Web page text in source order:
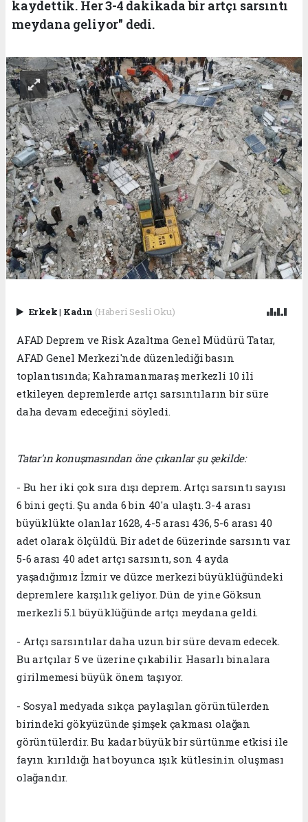
kaydettik. Her 3-4 dakikada bir artçı sarsıntı
meydana geliyor" dedi.
Erkek| Kadın (Haberi Sesli Oku)
AFAD Deprem ve Risk Azaltma Genel Müdürü Tatar,
AFAD Genel Merkezi'nde düzenlediği basın
toplantısında; Kahramanmaraş merkezli 10 ili
etkileyen depremlerde artçı sarsıntıların bir süre
daha devam edeceğini söyledi.
Tatar'ın konuşmasından öne çıkanlar şu şekilde:
- Bu her iki çok sıra dışı deprem. Artçı sarsıntı sayısı
6 bini geçti. Şu anda 6 bin 40'a ulaştı. 3-4 arası
büyüklükte olanlar 1628, 4-5 arası 436, 5-6 arası 40
adet olarak ölçüldü. Bir adet de 6üzerinde sarsıntı var.
5-6 arası 40 adet artçı sarsıntı, son 4 ayda
yaşadığımız İzmir ve düzce merkezi büyüklüğündeki
depremlere karşılık geliyor. Dün de yine Göksun
merkezli 5.1 büyüklüğünde artçı meydana geldi.
- Artçı sarsıntılar daha uzun bir süre devam edecek.
Bu artçılar 5 ve üzerine çıkabilir. Hasarlı binalara
girilmemesi büyük önem taşıyor.
- Sosyal medyada sıkça paylaşılan görüntülerden
birindeki gökyüzünde şimşek çakması olağan
görüntülerdir. Bu kadar büyük bir sürtünme etkisi ile
fayın kırıldığı hat boyunca ışık kütlesinin oluşması
olağandır.